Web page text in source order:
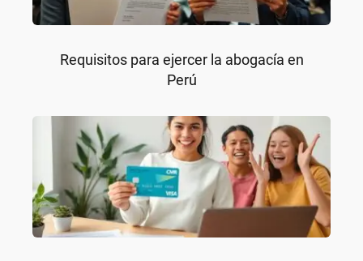
Requisitos para ejercer la abogacía en
Perú